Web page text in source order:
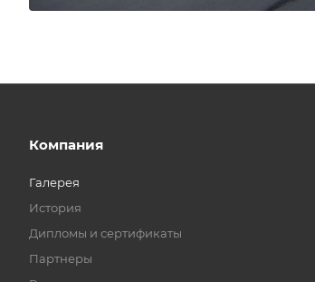
Компания
Галерея
История
Дипломы и сертификаты
Партнеры